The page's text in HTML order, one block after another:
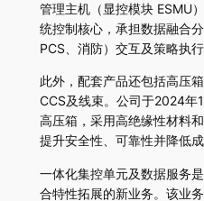
管理主机（显控模块 ESMU
统控制核心，承担数据融合
PCS、消防）交互及策略执行
此外，配套产品还包括高压
CCS及线束。公司于2024年
高压箱，采用高绝缘性材料
提升安全性、可靠性并降低成
一体化集控单元及数据服务
合特性拓展的新业务。该业